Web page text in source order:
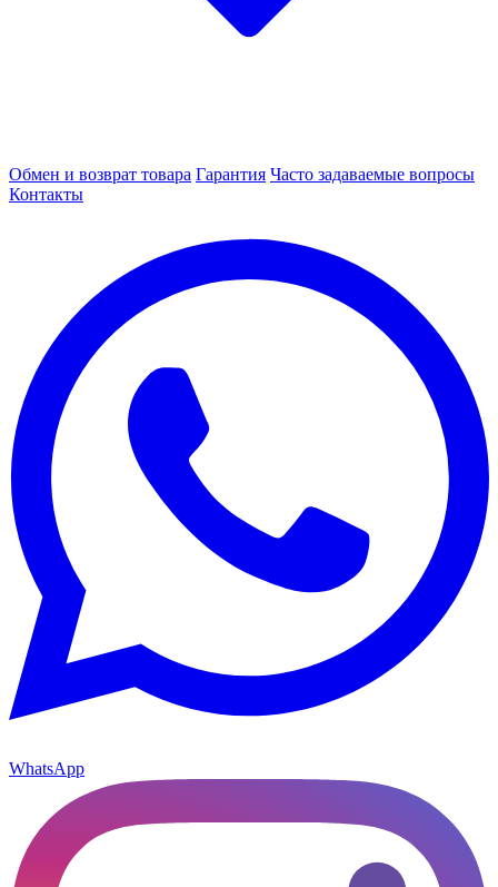
Обмен и возврат товара Гарантия Часто задаваемые вопросы
Контакты
WhatsApp